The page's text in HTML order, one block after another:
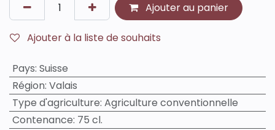
Ajouter au panier
Ajouter à la liste de souhaits
Pays: Suisse
Région: Valais
Type d'agriculture: Agriculture conventionnelle
Contenance: 75 cl.